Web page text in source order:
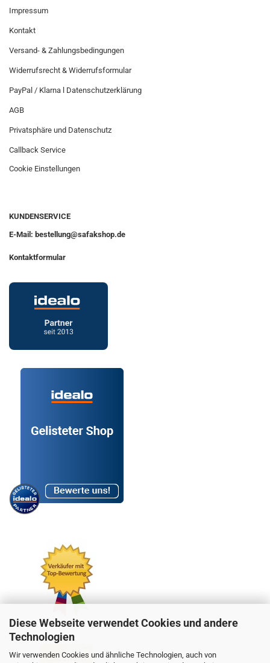
Diese Webseite verwendet Cookies und andere
Technologien
Wir verwenden Cookies und ähnliche Technologien, auch von
Impressum
Kontakt
Versand- & Zahlungsbedingungen
Widerrufsrecht & Widerrufsformular
PayPal / Klarna l Datenschutzerklärung
AGB
Privatsphäre und Datenschutz
Callback Service
Cookie Einstellungen
KUNDENSERVICE
E-Mail: bestellung@safakshop.de
Kontaktformular